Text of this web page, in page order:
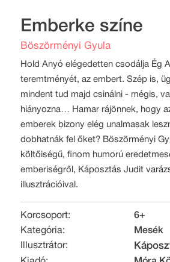
Emberke színe
Böszörményi Gyula
Hold Anyó elégedetten csodálja Ég
teremtményét, az embert. Szép is,
mindent tud majd csinálni - mégis,
hiányozna… Hamar rájönnek, hogy
emberek bizony elég unalmasak
dobhatnák fel őket? Böszörményi
költőiségű, finom humorú
emberiségről, Káposztás Judit
illusztrációival.
Korcsoport:
6+
Kategória:
Mesék
Illusztrátor: